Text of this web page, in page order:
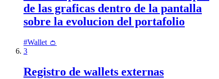
de las graficas dentro de la pantalla
sobre la evolucion del portafolio
#Wallet 👛
3
Registro de wallets externas